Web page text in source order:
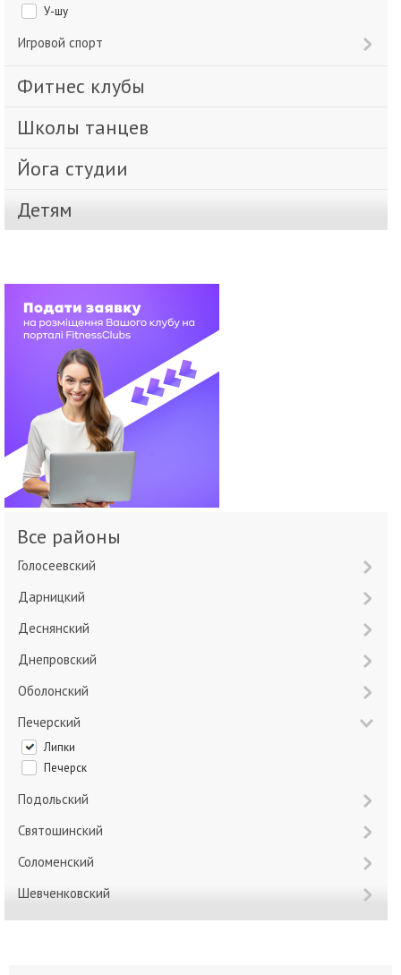
У-шу
Игровой спорт
Фитнес клубы
Школы танцев
Йога студии
Детям
Все районы
Голосеевский
Дарницкий
Деснянский
Днепровский
Оболонский
Печерский
Липки
Печерск
Подольский
Святошинский
Соломенский
Шевченковский